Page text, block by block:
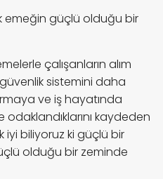
emeğin güçlü olduğu bir
çalışanların alım
sistemini daha
ve iş hayatında
odaklandıklarını kaydeden
iyi biliyoruz ki güçlü bir
olduğu bir zeminde